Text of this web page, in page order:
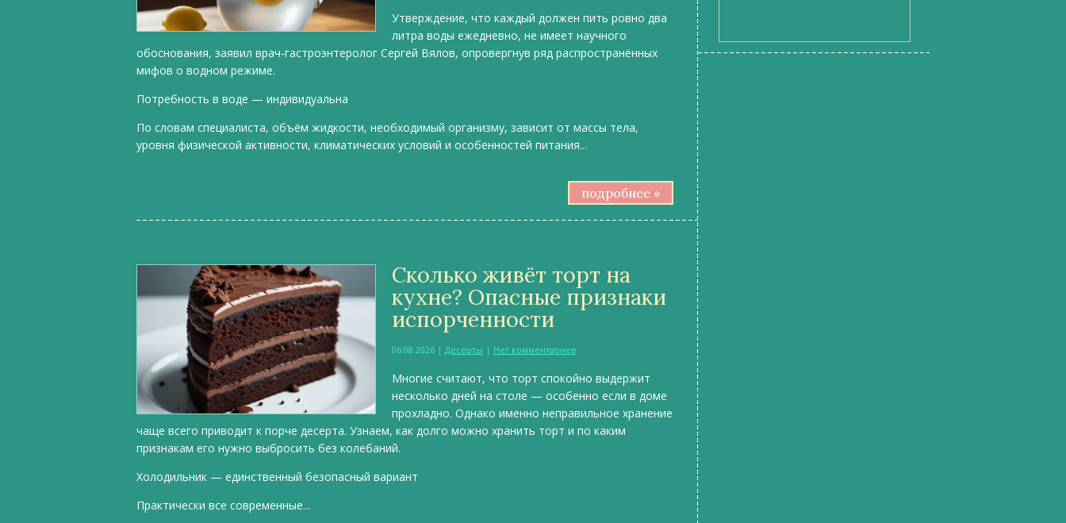
Утверждение, что каждый должен пить ровно два
литра воды ежедневно, не имеет научного
обоснования, заявил врач-гастроэнтеролог Сергей Вялов, опровергнув ряд распространённых
мифов о водном режиме.
Потребность в воде — индивидуальна
По словам специалиста, объём жидкости, необходимый организму, зависит от массы тела,
уровня физической активности, климатических условий и особенностей питания...
подробнее »
Сколько живёт торт на
кухне? Опасные признаки
испорченности
06.08.2026 | Десерты | Нет комментариев
Многие считают, что торт спокойно выдержит
несколько дней на столе — особенно если в доме
прохладно. Однако именно неправильное хранение
чаще всего приводит к порче десерта. Узнаем, как долго можно хранить торт и по каким
признакам его нужно выбросить без колебаний.
Холодильник — единственный безопасный вариант
Практически все современные...